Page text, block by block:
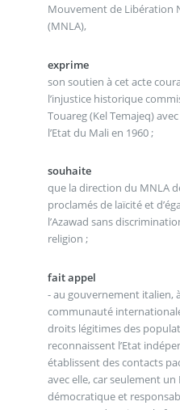
Mouvement de Libération
(MNLA),
exprime
son soutien à cet acte
l’injustice historique
Touareg (Kel Temajeq)
l’Etat du Mali en 1960 ;
souhaite
que la direction du MNLA
proclamés de laïcité et
l’Azawad sans
religion ;
fait appel
- au gouvernement italien,
communauté
droits légitimes des
reconnaissent l’Etat
établissent des contacts
avec elle, car seulement
démocratique et